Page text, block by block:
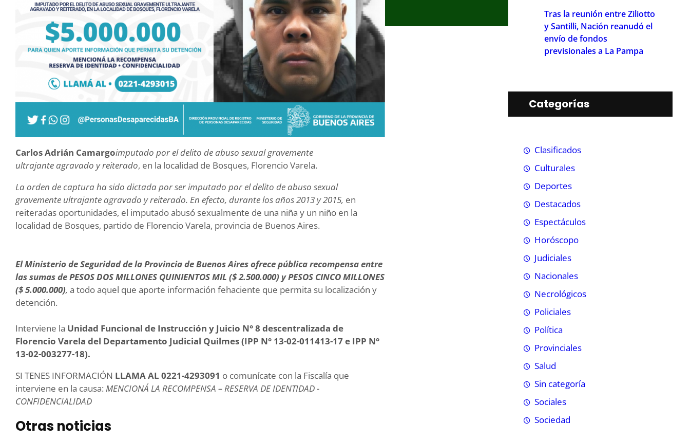
Carlos Adrián Camargoimputado por el delito de abuso sexual gravemente
ultrajante agravado y reiterado, en la localidad de Bosques, Florencio Varela.
La orden de captura ha sido dictada por ser imputado por el delito de abuso sexual
gravemente ultrajante agravado y reiterado. En efecto, durante los años 2013 y 2015, en
reiteradas oportunidades, el imputado abusó sexualmente de una niña y un niño en la
localidad de Bosques, partido de Florencio Varela, provincia de Buenos Aires.
El Ministerio de Seguridad de la Provincia de Buenos Aires ofrece pública recompensa entre
las sumas de PESOS DOS MILLONES QUINIENTOS MIL ($ 2.500.000) y PESOS CINCO MILLONES
($ 5.000.000), a todo aquel que aporte información fehaciente que permita su localización y
detención.
Interviene la Unidad Funcional de Instrucción y Juicio N° 8 descentralizada de
Florencio Varela del Departamento Judicial Quilmes (IPP N° 13-02-011413-17 e IPP N°
13-02-003277-18).
SI TENES INFORMACIÓN LLAMA AL 0221-4293091 o comunícate con la Fiscalía que
interviene en la causa: MENCIONÁ LA RECOMPENSA – RESERVA DE IDENTIDAD -
CONFIDENCIALIDAD
Otras noticias
Tras la reunión entre Ziliotto
y Santilli, Nación reanudó el
envío de fondos
previsionales a La Pampa
Categorías
Clasificados
Culturales
Deportes
Destacados
Espectáculos
Horóscopo
Judiciales
Nacionales
Necrológicos
Policiales
Política
Provinciales
Salud
Sin categoría
Sociales
Sociedad